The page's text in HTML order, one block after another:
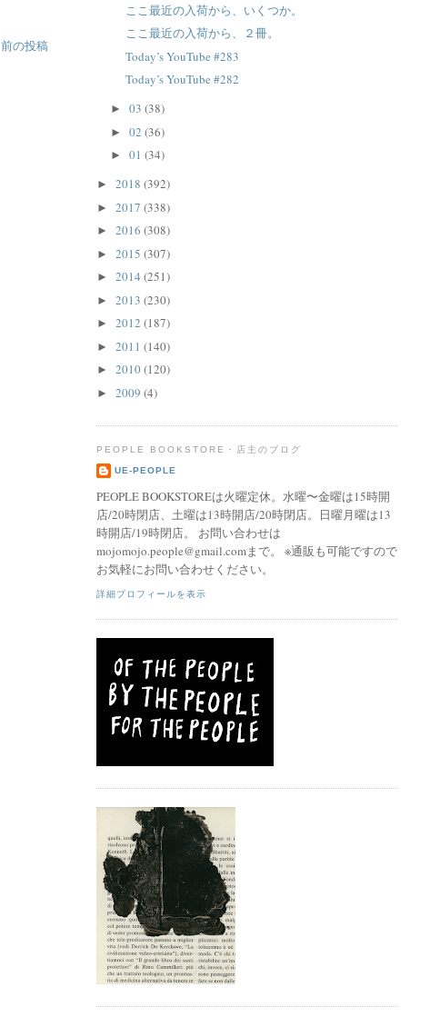
前の投稿
ここ最近の入荷から、いくつか。
ここ最近の入荷から、２冊。
Today’s YouTube #283
Today’s YouTube #282
►03(38)
►02(36)
►01(34)
► 2018 (392)
► 2017 (338)
► 2016 (308)
► 2015 (307)
► 2014 (251)
► 2013 (230)
► 2012 (187)
► 2011 (140)
► 2010(120)
► 2009 (4)
PEOPLE BOOKSTORE・店主のブログ
UE-PEOPLE
PEOPLE BOOKSTOREは火曜定休。水曜〜金曜は15時開
店/20時閉店、土曜は13時開店/20時閉店。日曜月曜は13
時開店/19時閉店。 お問い合わせは
mojomojo.people@gmail.comまで。 ※通販も可能ですので
お気軽にお問い合わせください。
詳細プロフィールを表示